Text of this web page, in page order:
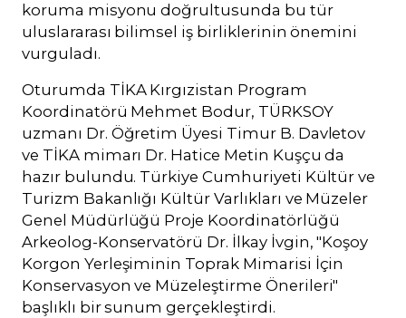
koruma misyonu doğrultusunda bu tür
uluslararası bilimsel iş birliklerinin önemini
vurguladı.
Oturumda TİKA Kırgızistan Program
Koordinatörü Mehmet Bodur, TÜRKSOY
uzmanı Dr. Öğretim Üyesi Timur B. Davletov
ve TİKA mimarı Dr. Hatice Metin Kuşçu da
hazır bulundu. Türkiye Cumhuriyeti Kültür ve
Turizm Bakanlığı Kültür Varlıkları ve Müzeler
Genel Müdürlüğü Proje Koordinatörlüğü
Arkeolog-Konservatörü Dr. İlkay İvgin, "Koşoy
Korgon Yerleşiminin Toprak Mimarisi İçin
Konservasyon ve Müzeleştirme Önerileri"
başlıklı bir sunum gerçekleştirdi.